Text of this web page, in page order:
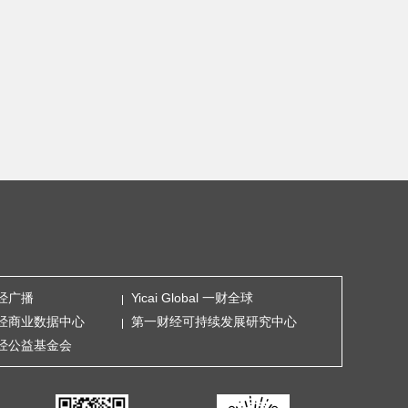
广播
Yicai Global 一财全球
商业数据中心
第一财经可持续发展研究中心
公益基金会